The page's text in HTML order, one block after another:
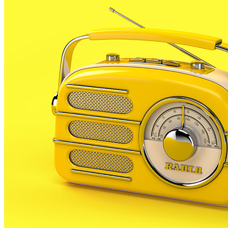
El consistori palafollenc ha convocat per demà
Segons han informat fonts municipals, un dels
Mas Roquet. Aquesta reorganització ha de
El ple també debatrà l’aprovació de la modificació
Per últim, la sessió extraordinària de demà inclou
formació republicana ja ha presentat en altres
El ple de demà reprendrà el caràcter presencial de
arran de la Covid-19. La sessió començarà a les 7
A partir d’ara no et perdis res. Rep